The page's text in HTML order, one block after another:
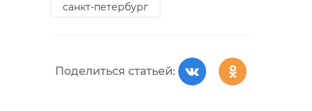
санкт-петербург
Поделиться статьей: